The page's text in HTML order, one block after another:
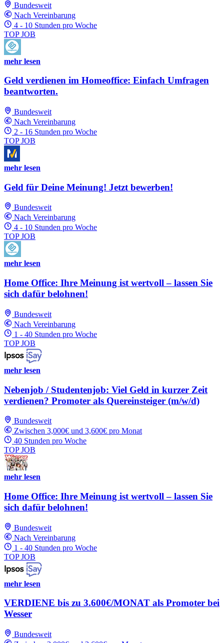
Bundesweit
Nach Vereinbarung
4 - 10 Stunden pro Woche
TOP JOB
mehr lesen
Geld verdienen im Homeoffice: Einfach Umfragen
beantworten.
Bundesweit
Nach Vereinbarung
2 - 16 Stunden pro Woche
TOP JOB
mehr lesen
Geld für Deine Meinung! Jetzt bewerben!
Bundesweit
Nach Vereinbarung
4 - 10 Stunden pro Woche
TOP JOB
mehr lesen
Home Office: Ihre Meinung ist wertvoll – lassen Sie
sich dafür belohnen!
Bundesweit
Nach Vereinbarung
1 - 40 Stunden pro Woche
TOP JOB
mehr lesen
Nebenjob / Studentenjob: Viel Geld in kurzer Zeit
verdienen? Promoter als Quereinsteiger (m/w/d)
Bundesweit
Zwischen 3,000€ und 3,600€ pro Monat
40 Stunden pro Woche
TOP JOB
mehr lesen
Home Office: Ihre Meinung ist wertvoll – lassen Sie
sich dafür belohnen!
Bundesweit
Nach Vereinbarung
1 - 40 Stunden pro Woche
TOP JOB
mehr lesen
VERDIENE bis zu 3.600€/MONAT als Promoter bei
Wesser
Bundesweit